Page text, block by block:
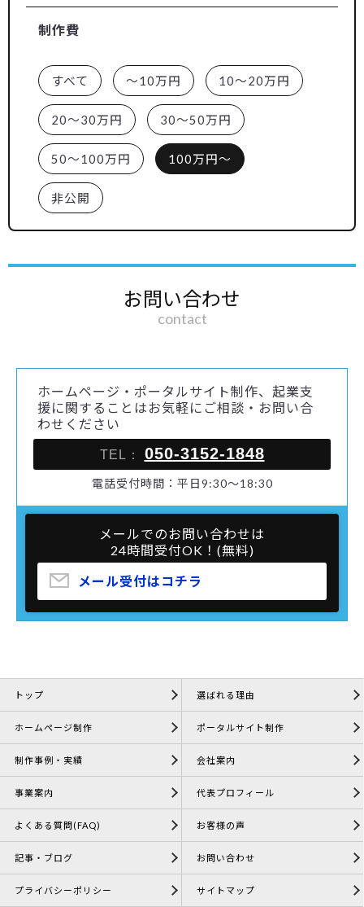
制作費
すべて ～10万円 10～20万円
20～30万円 30～50万円
50～100万円 100万円～
非公開
お問い合わせ
contact
ホームページ・ポータルサイト制作、起業支
援に関することはお気軽にご相談・お問い合
わせください
TEL： 050-3152-1848
電話受付時間：平日9:30～18:30
メールでのお問い合わせは
24時間受付OK！(無料)
メール受付はコチラ
トップ 選ばれる理由
ホームページ制作 ポータルサイト制作
制作事例・実績 会社案内
事業案内 代表プロフィール
よくある質問(FAQ) お客様の声
記事・ブログ お問い合わせ
プライバシーポリシー サイトマップ